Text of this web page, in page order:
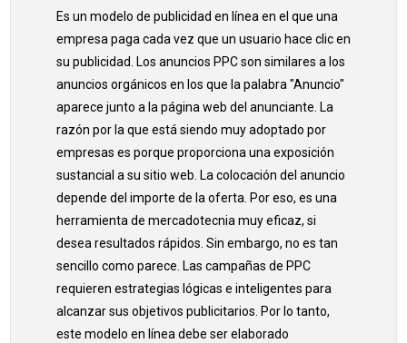
Es un modelo de publicidad en línea en el que una
empresa paga cada vez que un usuario hace clic en
su publicidad. Los anuncios PPC son similares a los
anuncios orgánicos en los que la palabra "Anuncio"
aparece junto a la página web del anunciante. La
razón por la que está siendo muy adoptado por
empresas es porque proporciona una exposición
sustancial a su sitio web. La colocación del anuncio
depende del importe de la oferta. Por eso, es una
herramienta de mercadotecnia muy eficaz, si
desea resultados rápidos. Sin embargo, no es tan
sencillo como parece. Las campañas de PPC
requieren estrategias lógicas e inteligentes para
alcanzar sus objetivos publicitarios. Por lo tanto,
este modelo en línea debe ser elaborado